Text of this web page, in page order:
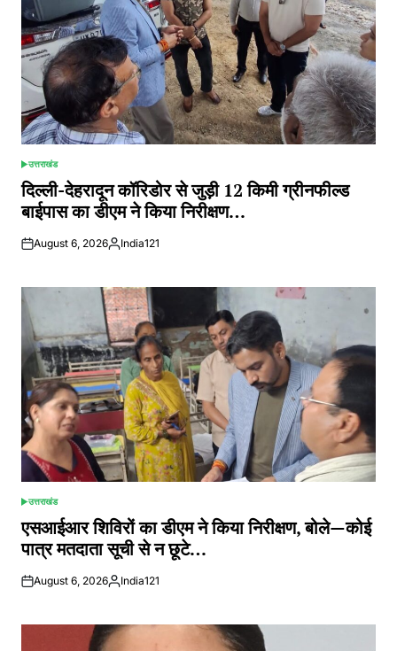
POSTED
IN
उत्तराखंड
दिल्ली-देहरादून कॉरिडोर से जुड़ी 12 किमी ग्रीनफील्ड
बाईपास का डीएम ने किया निरीक्षण…
August 6, 2026Posted
India121
POSTED
IN
उत्तराखंड
एसआईआर शिविरों का डीएम ने किया निरीक्षण, बोले—कोई
पात्र मतदाता सूची से न छूटे…
August 6, 2026Posted
India121